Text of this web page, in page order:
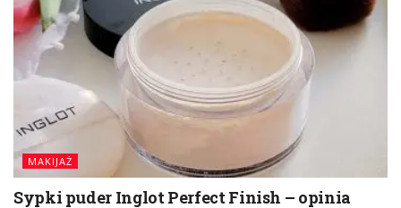
MAKIJAŻ
Sypki puder Inglot Perfect Finish – opinia